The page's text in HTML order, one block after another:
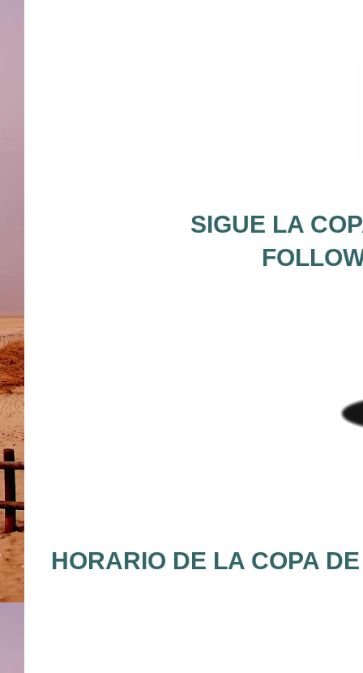
SIGUE LA
HORARIO DE LA COPA